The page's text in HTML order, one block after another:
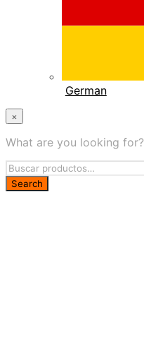
German
×
What are you looking for?